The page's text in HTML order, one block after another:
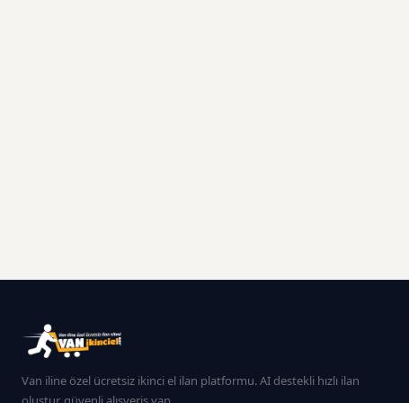
Van iline özel ücretsiz ikinci el ilan platformu. AI destekli hızlı ilan